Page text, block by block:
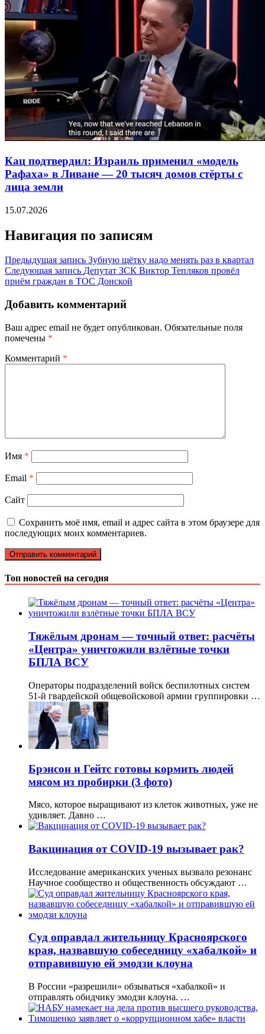
Кац подтвердил: Израиль применил «модель
Рафаха» в Ливане — 20 тысяч домов стёрты с
лица земли
15.07.2026
Навигация по записям
Предыдущая запись Зубную щётку надо менять раз в квартал
Следующая запись Депутат ЗСК Виктор Тепляков провёл
приём граждан в ТОС Донской
Добавить комментарий
Ваш адрес email не будет опубликован. Обязательные поля
помечены *
Комментарий *
Имя *
Email *
Сайт
Сохранить моё имя, email и адрес сайта в этом браузере для
последующих моих комментариев.
Топ новостей на сегодня
Тяжёлым дронам — точный ответ: расчёты
«Центра» уничтожили взлётные точки
БПЛА ВСУ
Операторы подразделений войск беспилотных систем
51-й гвардейской общевойсковой армии группировки …
Брэнсон и Гейтс готовы кормить людей
мясом из пробирки (3 фото)
Мясо, которое выращивают из клеток животных, уже не
удивляет. Давно …
Вакцинация от COVID-19 вызывает рак?
Исследование американских ученых вызвало резонанс
Научное сообщество и общественность обсуждают …
Суд оправдал жительницу Красноярского
края, назвавшую собеседницу «хабалкой» и
отправившую ей эмодзи клоуна
В России «разрешили» обзываться «хабалкой» и
отправлять обидчику эмодзи клоуна. …